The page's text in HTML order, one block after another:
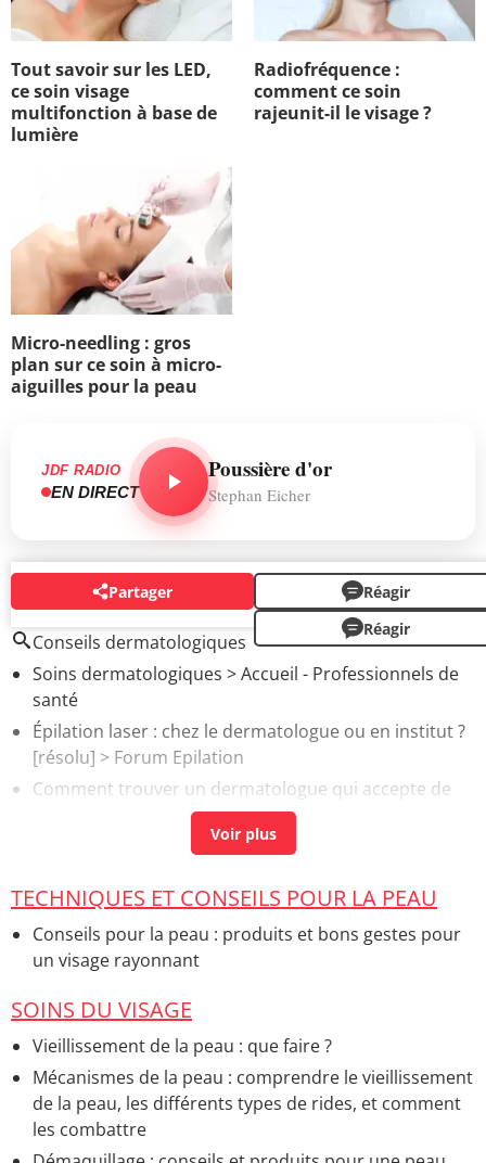
Tout savoir sur les LED,
ce soin visage
multifonction à base de
lumière
Radiofréquence :
comment ce soin
rajeunit-il le visage ?
Micro-needling : gros
plan sur ce soin à micro-
aiguilles pour la peau
JDF RADIO
EN DIRECT
Poussière d'or
Stephan Eicher
Partager
Réagir
Réagir
AUTOUR DU MÊME SUJET
Conseils dermatologiques
Soins dermatologiques > Accueil - Professionnels de
santé
Épilation laser : chez le dermatologue ou en institut ?
[résolu] > Forum Epilation
Comment trouver un dermatologue qui accepte de
nouveaux patients ?> Accueil - Droits et démarches
TECHNIQUES ET CONSEILS POUR LA PEAU
Conseils pour la peau : produits et bons gestes pour
un visage rayonnant
SOINS DU VISAGE
Vieillissement de la peau : que faire ?
Mécanismes de la peau : comprendre le vieillissement
de la peau, les différents types de rides, et comment
les combattre